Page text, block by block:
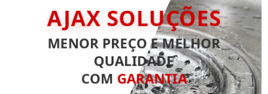
AJAX SOLUÇÕES
MENOR PREÇO E MELHOR
QUALIDADE
COM GARANTIA